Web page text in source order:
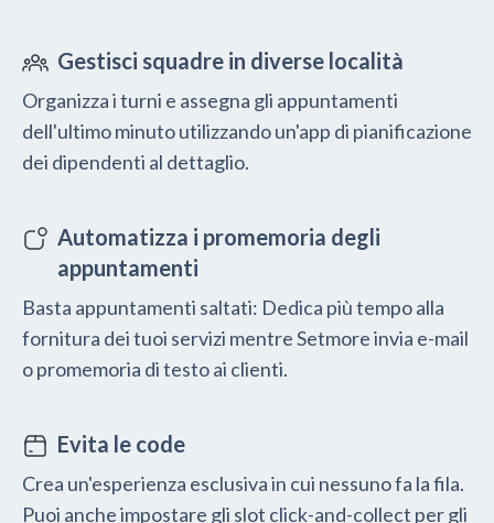
Gestisci squadre in diverse località
Organizza i turni e assegna gli appuntamenti
dell'ultimo minuto utilizzando un'app di pianificazione
dei dipendenti al dettaglio.
Automatizza i promemoria degli
appuntamenti
Basta appuntamenti saltati: Dedica più tempo alla
fornitura dei tuoi servizi mentre Setmore invia e-mail
o promemoria di testo ai clienti.
Evita le code
Crea un'esperienza esclusiva in cui nessuno fa la fila.
Puoi anche impostare gli slot click-and-collect per gli